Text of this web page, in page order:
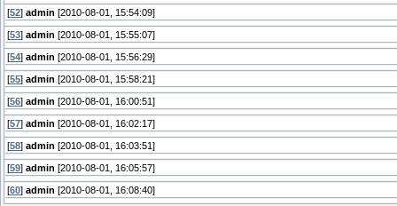
[52] admin [2010-08-01, 15:54:09]
[53] admin [2010-08-01, 15:55:07]
[54] admin [2010-08-01, 15:56:29]
[55] admin [2010-08-01, 15:58:21]
[56] admin [2010-08-01, 16:00:51]
[57] admin [2010-08-01, 16:02:17]
[58] admin [2010-08-01, 16:03:51]
[59] admin [2010-08-01, 16:05:57]
[60] admin [2010-08-01, 16:08:40]